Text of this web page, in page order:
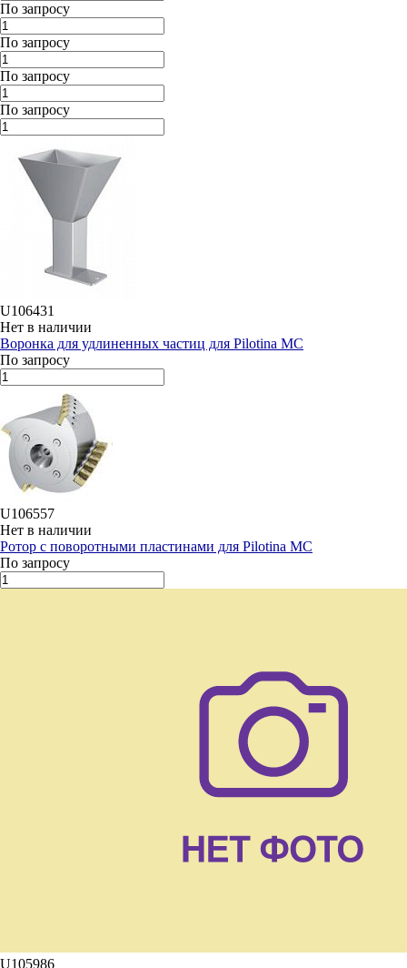
По запросу
По запросу
По запросу
По запросу
U106431
Нет в наличии
Воронка для удлиненных частиц для Pilotina MC
По запросу
U106557
Нет в наличии
Ротор с поворотными пластинами для Pilotina MC
По запросу
U105986